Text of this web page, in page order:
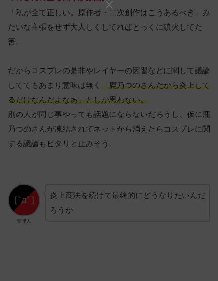
「私が全て正しい。原作者・二次創作はこうあるべき」み
たいな主張をせず大人しくしてればとっくに鎮火してた
筈。
だからコスプレの是非やレイヤーの因習などに関して議論
しててもあまり意味は無く 「鹿乃つのさんだから炎上して
るだけなんだよなあ」としか思わない。
別の人が同じ事やっても話題にならないだろうし、仮に鹿
乃つのさんが凍結されてネットから消えたらコスプレに関
する議論もピタリと止みそう。
管理人
炎上商法を続けて最終的にどうなりたいんだ
ろうか